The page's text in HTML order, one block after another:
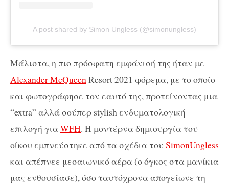
A post shared by Simon Ungless (@simonungless)
Μάλιστα, η πιο πρόσφατη εμφάνισή της ήταν με
Alexander McQueen Resort 2021 φόρεμα, με το οποίο
και φωτογράφησε τον εαυτό της, προτείνοντας μια
“extra” αλλά σούπερ stylish ενδυματολογική
επιλογή γιαWFH. Η μοντέρνα δημιουργία του
οίκου εμπνεύστηκε από τα σχέδια του SimonUngless
και απέπνεε μεσαιωνικό αέρα (ο όγκος στα μανίκια
μας ενθουσίασε), όσο ταυτόχρονα απογείωνε τη